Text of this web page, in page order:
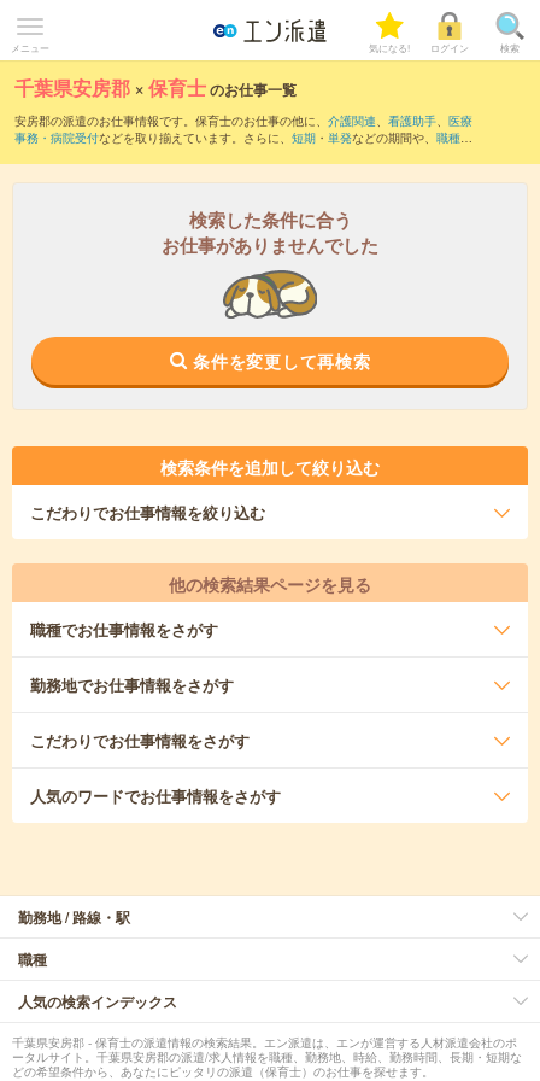
メニュー 気になる! ログイン 検索
千葉県安房郡 ×保育士のお仕事一覧
安房郡の派遣のお仕事情報です。保育士のお仕事の他に、 介護関連、 看護助手、 医療
事務・病院受付などを取り揃えています。さらに、 短期 ・ 単発などの期間や、 職種未
検索した条件に合う
お仕事がありませんでした
条件を変更して再検索
検索条件を追加して絞り込む
こだわりでお仕事情報を絞り込む
他の検索結果ページを見る
職種でお仕事情報をさがす
勤務地でお仕事情報をさがす
こだわりでお仕事情報をさがす
人気のワードでお仕事情報をさがす
勤務地 / 路線・駅
職種
人気の検索インデックス
千葉県安房郡 - 保育士の派遣情報の検索結果。エン派遣は、エンが運営する人材派遣会社のポ
ータルサイト。千葉県安房郡の派遣/求人情報を職種、勤務地、時給、勤務時間、長期・短期な
どの希望条件から、あなたにピッタリの派遣（保育士）のお仕事を探せます。